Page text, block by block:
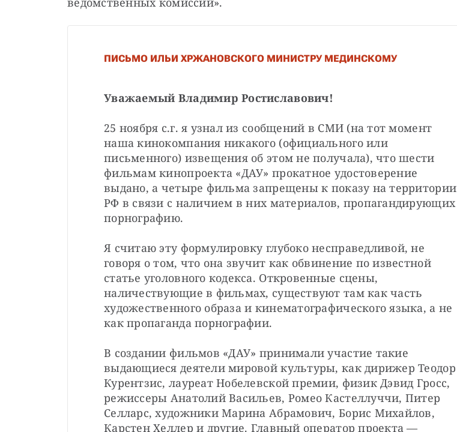
ПИСЬМО ИЛЬИ ХРЖАНОВСКОГО МИНИСТРУ МЕДИНСКОМУ
Уважаемый Владимир Ростиславович!
25 ноября с.г. я узнал из сообщений в СМИ (на тот момент
наша кинокомпания никакого (официального или
письменного) извещения об этом не получала), что шести
фильмам кинопроекта «ДАУ» прокатное удостоверение
выдано, а четыре фильма запрещены к показу на территории
РФ в связи с наличием в них материалов, пропагандирующих
порнографию.
Я считаю эту формулировку глубоко несправедливой, не
говоря о том, что она звучит как обвинение по известной
статье уголовного кодекса. Откровенные сцены,
наличествующие в фильмах, существуют там как часть
художественного образа и кинематографического языка, а не
как пропаганда порнографии.
В создании фильмов «ДАУ» принимали участие такие
выдающиеся деятели мировой культуры, как дирижер Теодор
Курентзис, лауреат Нобелевской премии, физик Дэвид Гросс,
режиссеры Анатолий Васильев, Ромео Кастеллуччи, Питер
Селларс, художники Марина Абрамович, Борис Михайлов,
Карстен Хеллер и другие. Главный оператор проекта —